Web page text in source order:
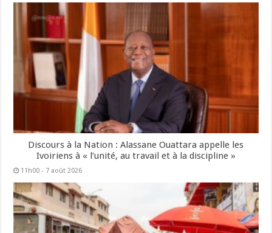
Discours à la Nation : Alassane Ouattara appelle les
Ivoiriens à « l’unité, au travail et à la discipline »
11h00 - 7 août 2026